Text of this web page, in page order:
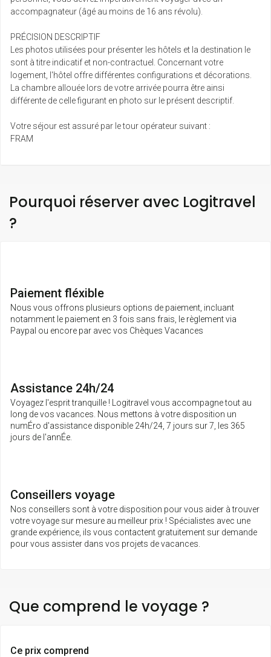
accompagnateur (âgé au moins de 16 ans révolu).
PRÉCISION DESCRIPTIF
Les photos utilisées pour présenter les hôtels et la destination le
sont à titre indicatif et non-contractuel. Concernant votre
logement, l'hôtel offre différentes configurations et décorations.
La chambre allouée lors de votre arrivée pourra être ainsi
différente de celle figurant en photo sur le présent descriptif.
Votre séjour est assuré par le tour opérateur suivant :
FRAM
Pourquoi réserver avec Logitravel
?
Paiement fléxible
Nous vous offrons plusieurs options de paiement, incluant
notamment le paiement en 3 fois sans frais, le règlement via
Paypal ou encore par avec vos Chèques Vacances
Assistance 24h/24
Voyagez l'esprit tranquille ! Logitravel vous accompagne tout au
long de vos vacances. Nous mettons à votre disposition un
numÉro d'assistance disponible 24h/24, 7 jours sur 7, les 365
jours de l'annÉe.
Conseillers voyage
Nos conseillers sont à votre disposition pour vous aider à trouver
votre voyage sur mesure au meilleur prix ! Spécialistes avec une
grande expérience, ils vous contactent gratuitement sur demande
pour vous assister dans vos projets de vacances.
Que comprend le voyage ?
Ce prix comprend